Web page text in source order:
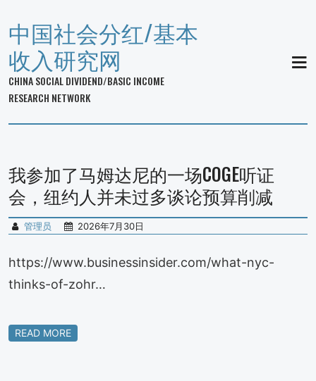
中国社会分红/基本
收入研究网
CHINA SOCIAL DIVIDEND/BASIC INCOME
RESEARCH NETWORK
我参加了马姆达尼的一场COGE听证
会，纽约人并未过多谈论预算削减
管理员 2026年7月30日
https://www.businessinsider.com/what-nyc-
thinks-of-zohr…
READ MORE